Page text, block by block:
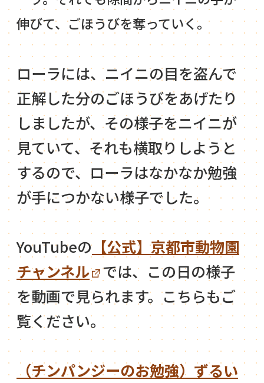
伸びて、ごほうびを奪っていく。
ローラには、ニイニの目を盗んで
正解した分のごほうびをあげたり
しましたが、その様子をニイニが
見ていて、それも横取りしようと
するので、ローラはなかなか勉強
が手につかない様子でした。
YouTubeの 【公式】京都市動物園
チャンネル
では、この日の様子
を動画で見られます。こちらもご
覧ください。
（チンパンジーのお勉強）ずるい